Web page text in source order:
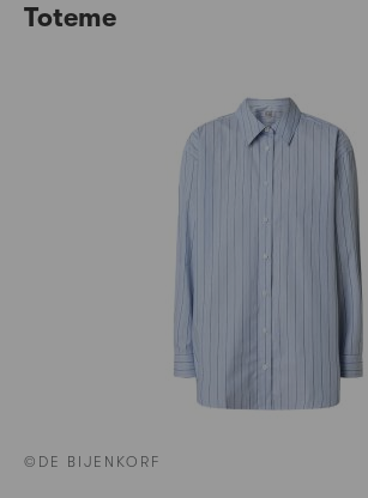
Toteme
©DE BIJENKORF